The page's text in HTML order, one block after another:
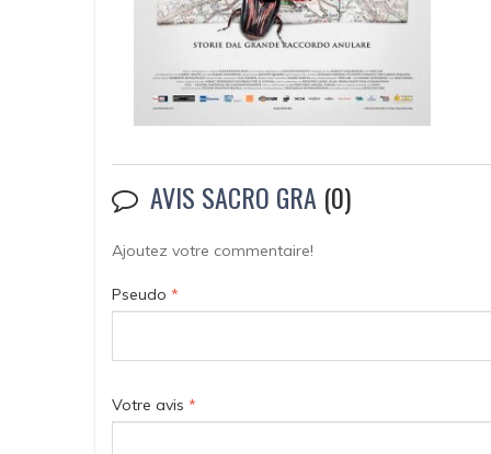
AVIS SACRO GRA (0)
Ajoutez votre commentaire!
Pseudo *
Votre avis *